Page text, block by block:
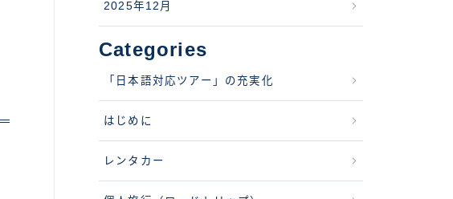
2025年12月
Categories
「日本語対応ツアー」の充実化
はじめに
レンタカー